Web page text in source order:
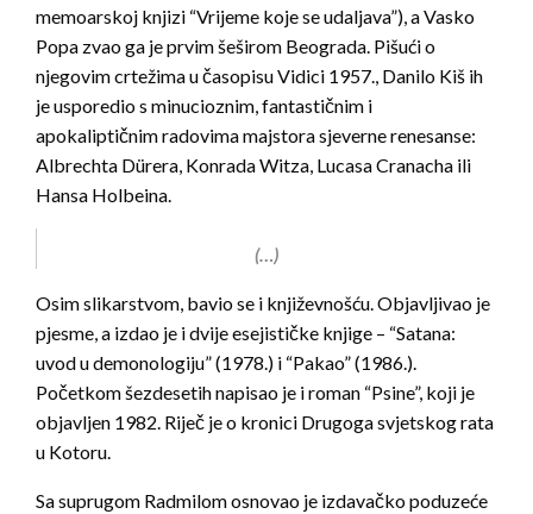
memoarskoj knjizi “Vrijeme koje se udaljava”), a Vasko
Popa zvao ga je prvim šeširom Beograda. Pišući o
njegovim crtežima u časopisu Vidici 1957., Danilo Kiš ih
je usporedio s minucioznim, fantastičnim i
apokaliptičnim radovima majstora sjeverne renesanse:
Albrechta Dürera, Konrada Witza, Lucasa Cranacha ili
Hansa Holbeina.
(…)
Osim slikarstvom, bavio se i književnošću. Objavljivao je
pjesme, a izdao je i dvije esejističke knjige – “Satana:
uvod u demonologiju” (1978.) i “Pakao” (1986.).
Početkom šezdesetih napisao je i roman “Psine”, koji je
objavljen 1982. Riječ je o kronici Drugoga svjetskog rata
u Kotoru.
Sa suprugom Radmilom osnovao je izdavačko poduzeće